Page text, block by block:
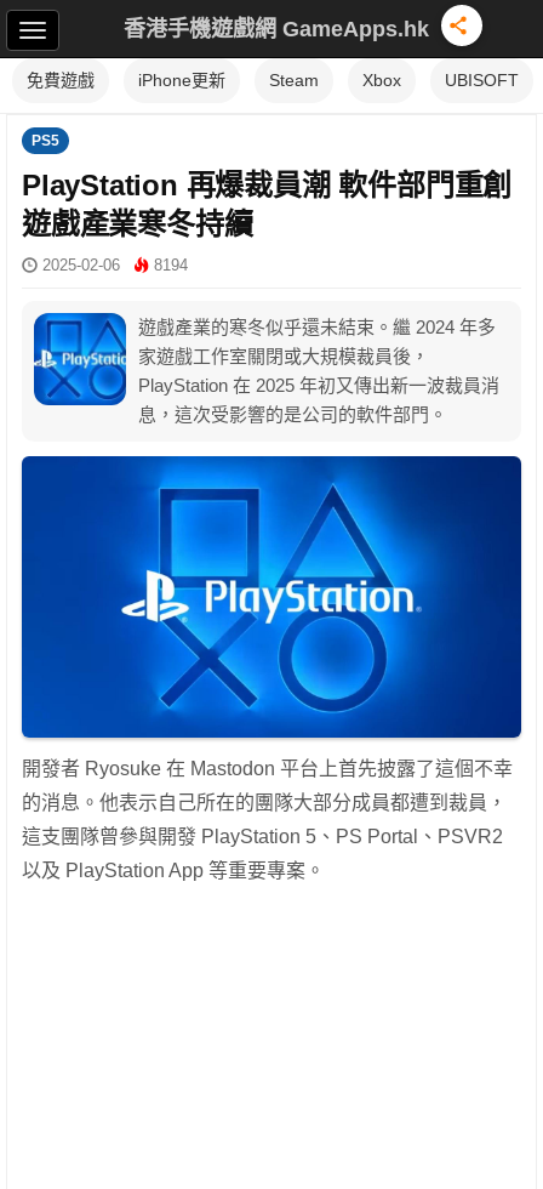
香港手機遊戲網 GameApps.hk
免費遊戲 iPhone更新 Steam Xbox UBISOFT
PS5
PlayStation 再爆裁員潮 軟件部門重創
遊戲產業寒冬持續
2025-02-06 8194
遊戲產業的寒冬似乎還未結束。繼 2024 年多
家遊戲工作室關閉或大規模裁員後，
PlayStation 在 2025 年初又傳出新一波裁員消
息，這次受影響的是公司的軟件部門。
開發者 Ryosuke 在 Mastodon 平台上首先披露了這個不幸
的消息。他表示自己所在的團隊大部分成員都遭到裁員，
這支團隊曾參與開發 PlayStation 5、PS Portal、PSVR2
以及 PlayStation App 等重要專案。